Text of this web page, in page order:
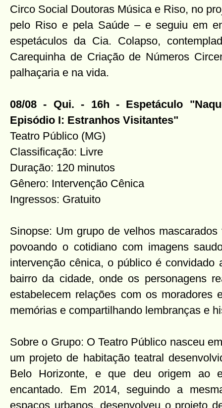
Circo Social Doutoras Música e Riso, no
pelo Riso e pela Saúde – e seguiu em
espetáculos da Cia. Colapso,
Carequinha de Criação de Números
palhaçaria e na vida.
08/08 - Qui. - 16h - Espetáculo
Episódio I: Estranhos Visitantes"
Teatro Público (MG)
Classificação: Livre
Duração: 120 minutos
Gênero: Intervenção Cênica
Ingressos: Gratuito
Sinopse: Um grupo de velhos
povoando o cotidiano com imagens
intervenção cênica, o público é convidado
bairro da cidade, onde os personagens
estabelecem relações com os moradores
memórias e compartilhando lembranças e
Sobre o Grupo: O Teatro Público nasceu
um projeto de habitação teatral
Belo Horizonte, e que deu origem ao
encantado. Em 2014, seguindo a
espaços urbanos, desenvolveu o projeto